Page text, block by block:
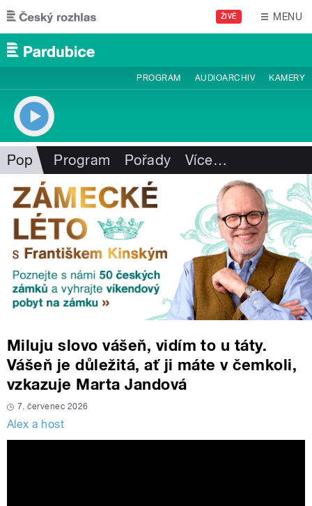
Přejít k hlavnímu obsahu
ŽIVĚ MENU
PROGRAM AUDIOARCHIV KAMERY
Pop Program Pořady Více…
Miluju slovo vášeň, vidím to u táty.
Vášeň je důležitá, ať ji máte v čemkoli,
vzkazuje Marta Jandová
7. červenec 2026
Alex a host